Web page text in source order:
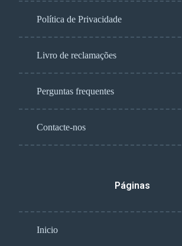
Política de Privacidade
Livro de reclamações
Perguntas frequentes
Contacte-nos
Páginas
Inicio